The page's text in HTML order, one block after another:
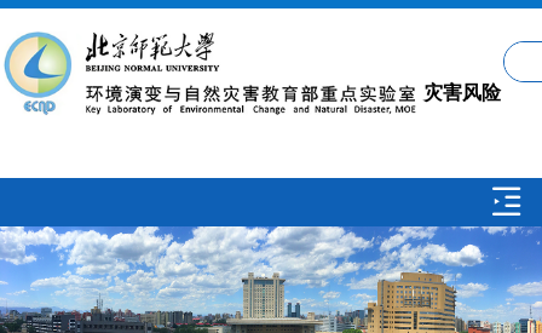
灾害风险
科学学科